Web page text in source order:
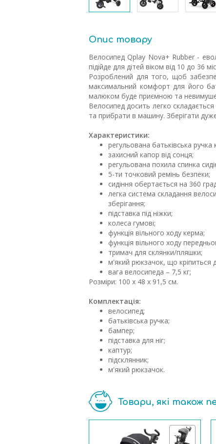
Опис товару
Велосипед Qplay Nova+ Rubber -
підійде для дітей віком від 10 до 36
Розроблений для того, щоб
максимальний комфорт для його
малюком буде приємною та
Велосипед досить легко
та прибрати в машину. Зберігати
Характеристики:
регульована батьківська
захисний капор від сонця;
регульована похила спинка
5-ти точковий ремінь безпеки;
сидіння обертається на 360
легка система складання
зберігання;
підставка під ніжки;
колеса гумові;
функція вільного ходу керма;
функція вільного ходу
тримач для склянки/пляшки;
м'який рюкзачок, що кріпиться
вага велосипеда – 7,5 кг;
Розміри: 100 x 48 x 91,5 см.
Комплектація:
велосипед;
батьківська ручка;
бампер;
підставка для ніг;
каптур;
підсклянник;
м'який рюкзачок.
Товари, які також